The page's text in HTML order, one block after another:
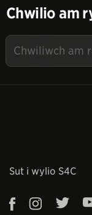
Chwilio am
Sut i wylio S4C